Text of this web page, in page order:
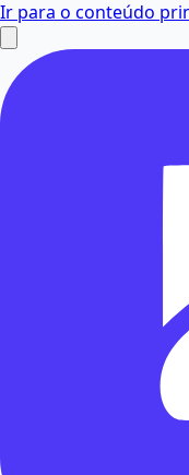
Ir para o conteúdo